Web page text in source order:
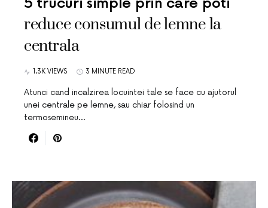
reduce consumul de lemne la
centrala
1.3K VIEWS 3 MINUTE READ
Atunci cand incalzirea locuintei tale se face cu ajutorul
unei centrale pe lemne, sau chiar folosind un
termosemineu…